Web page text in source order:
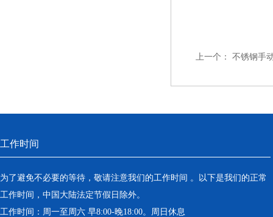
上一个： 不锈钢手
工作时间
为了避免不必要的等待，敬请注意我们的工作时间 。以下是我们的正常
工作时间，中国大陆法定节假日除外。
工作时间：周一至周六 早8:00-晚18:00。周日休息